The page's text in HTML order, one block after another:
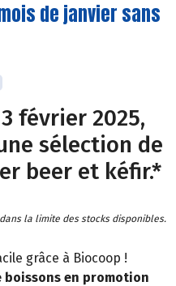
de janvier sans
février 2025,
sélection de
beer et kéfir.*
la limite des stocks disponibles.
grâce à Biocoop !
boissons en promotion